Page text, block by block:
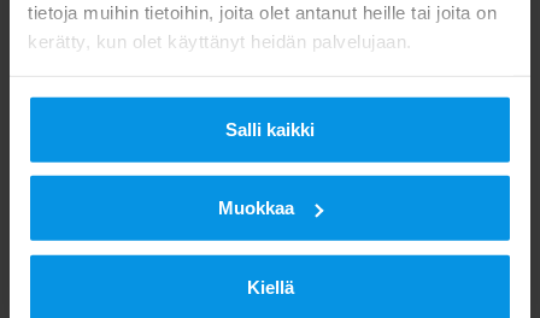
tietoja muihin tietoihin, joita olet antanut heille tai joita on
kerätty, kun olet käyttänyt heidän palvelujaan.
Salli kaikki
Muokkaa
Kiellä
lankapuhelimesta 8,21 senttiä puhelulta sekä
5,9 senttiä minuutilta ja matkapuhelimesta
8,21 senttiä puhelulta sekä 16,9 senttiä
Jämsänkatu 2